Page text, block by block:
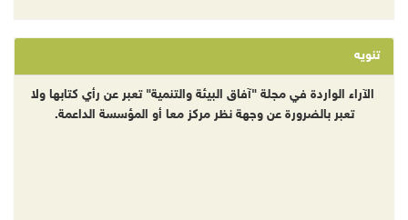
تنويه
الآراء الواردة في مجلة "آفاق البيئة والتنمية" تعبر عن رأي كتابها ولا
تعبر بالضرورة عن وجهة نظر مركز معا أو المؤسسة الداعمة.